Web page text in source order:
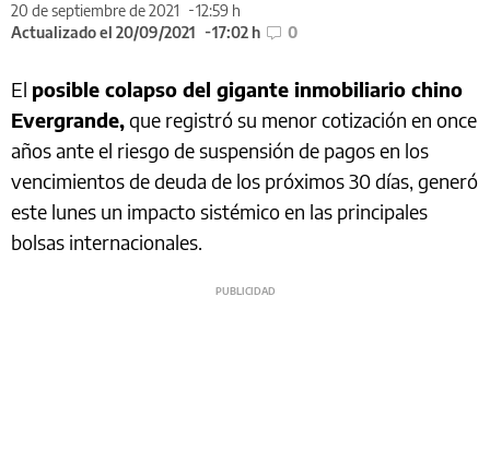
20 de septiembre de 2021
12:59 h
Actualizado el 20/09/2021
17:02 h 0
El posible colapso del gigante inmobiliario chino
Evergrande,que registró su menor cotización en once
años ante el riesgo de suspensión de pagos en los
vencimientos de deuda de los próximos 30 días, generó
este lunes un impacto sistémico en las principales
bolsas internacionales.